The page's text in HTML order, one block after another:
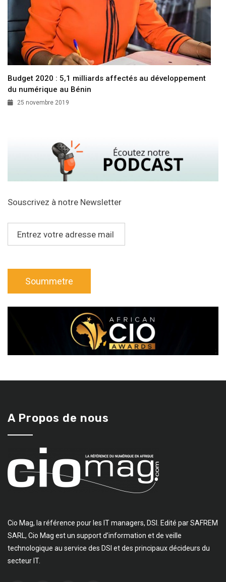
Budget 2020 : 5,1 milliards affectés au développement
du numérique au Bénin
25 novembre 2019
Souscrivez à notre Newsletter
A Propos de nous
Cio Mag, la référence pour les IT managers, DSI. Edité par SAFREM
SARL, Cio Mag est un support d’information et de veille
technologique au service des DSI et des principaux décideurs du
secteur IT.